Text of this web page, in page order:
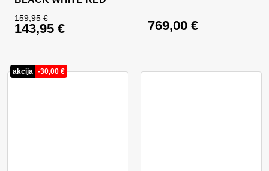
159,95€
Izvirna cena je bila: 159,95 €.
143,95 €
769,00 €
akcija -30,00 €